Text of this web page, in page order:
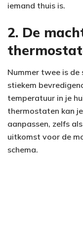
iemand thuis is.
2. De
Nummer twee is
stiekem
temperatuur in je
thermostaten kan
aanpassen, zelfs
uitkomst voor de
schema.